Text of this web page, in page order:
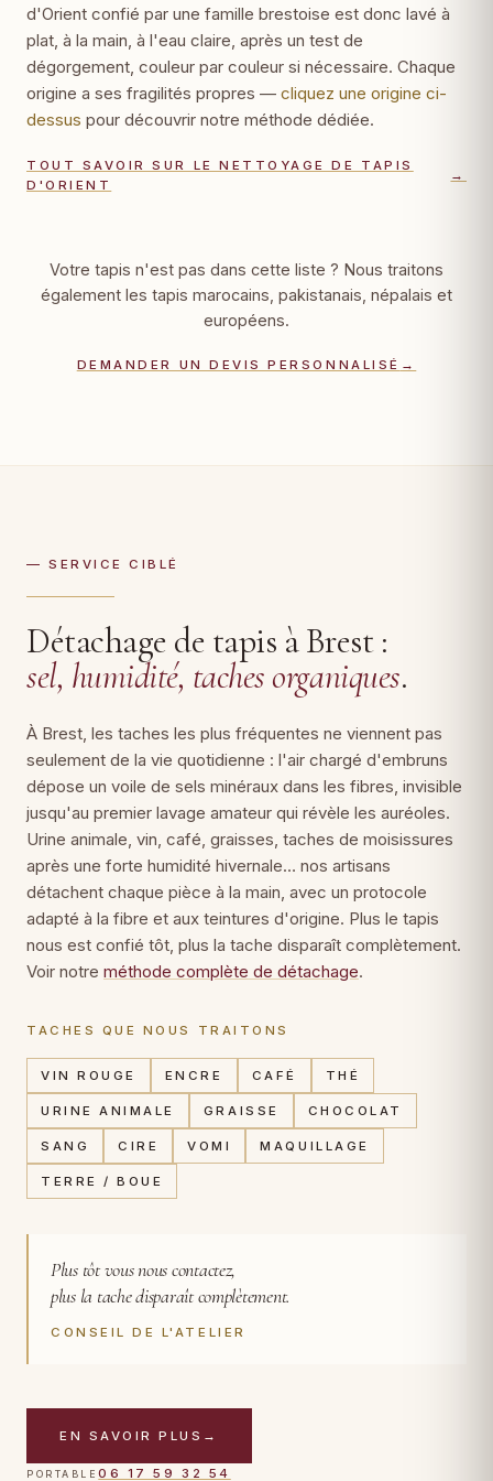
d'Orient confié par une famille brestoise est donc lavé à
plat, à la main, à l'eau claire, après un test de
dégorgement, couleur par couleur si nécessaire. Chaque
origine a ses fragilités propres — cliquez une origine ci-
dessus pour découvrir notre méthode dédiée.
TOUT SAVOIR SUR LE NETTOYAGE DE TAPIS
D'ORIENT
→
Votre tapis n'est pas dans cette liste ? Nous traitons
également les tapis marocains, pakistanais, népalais et
européens.
DEMANDER UN DEVIS PERSONNALISÉ →
— SERVICE CIBLÉ
Détachage de tapis à Brest :
sel, humidité, taches organiques.
À Brest, les taches les plus fréquentes ne viennent pas
seulement de la vie quotidienne : l'air chargé d'embruns
dépose un voile de sels minéraux dans les fibres, invisible
jusqu'au premier lavage amateur qui révèle les auréoles.
Urine animale, vin, café, graisses, taches de moisissures
après une forte humidité hivernale… nos artisans
détachent chaque pièce à la main, avec un protocole
adapté à la fibre et aux teintures d'origine. Plus le tapis
nous est confié tôt, plus la tache disparaît complètement.
Voir notre méthode complète de détachage.
TACHES QUE NOUS TRAITONS
VIN ROUGE ENCRE CAFÉ THÉ
URINE ANIMALE GRAISSE CHOCOLAT
SANG CIRE VOMI MAQUILLAGE
TERRE / BOUE
Plus tôt vous nous contactez,
plus la tache disparaît complètement.
CONSEIL DE L'ATELIER
EN SAVOIR PLUS →
PORTABLE06 17 59 32 54
CAS TRAITÉ